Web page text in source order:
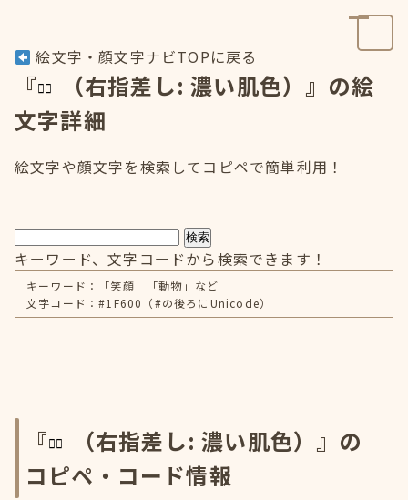
絵文字・顔文字ナビTOPに戻る
『
（右指差し: 濃い肌色）』の絵
文字詳細
絵文字や顔文字を検索してコピペで簡単利用！
検索
キーワード、文字コードから検索できます！
キーワード：「笑顔」「動物」など
文字コード：#1F600（#の後ろにUnicode）
『
（右指差し: 濃い肌色）』の
コピペ・コード情報